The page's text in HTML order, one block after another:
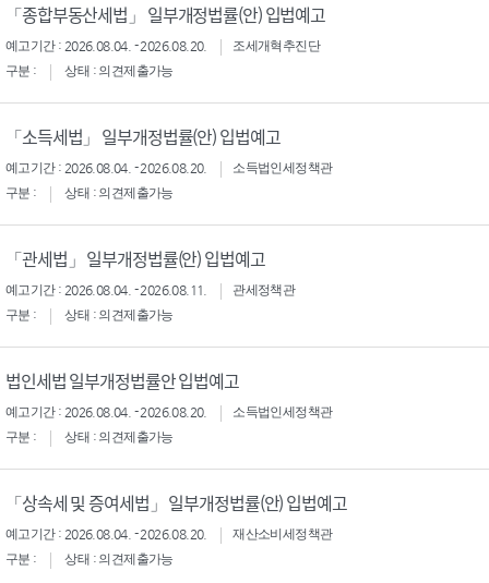
「종합부동산세법」 일부개정법률(안) 입법예고
예고기간 : 2026.08.04. - 2026.08.20.
조세개혁추진단
구분 :
상태 : 의견제출가능
「소득세법」 일부개정법률(안) 입법예고
예고기간 : 2026.08.04. - 2026.08.20.
소득법인세정책관
구분 :
상태 : 의견제출가능
「관세법」 일부개정법률(안) 입법예고
예고기간 : 2026.08.04. - 2026.08.11.
관세정책관
구분 :
상태 : 의견제출가능
법인세법 일부개정법률안 입법예고
예고기간 : 2026.08.04. - 2026.08.20.
소득법인세정책관
구분 :
상태 : 의견제출가능
「상속세 및 증여세법」 일부개정법률(안) 입법예고
예고기간 : 2026.08.04. - 2026.08.20.
재산소비세정책관
구분 :
상태 : 의견제출가능